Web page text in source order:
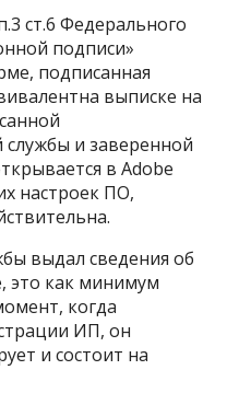
ст.6 Федерального
подписи»
подписанная
выписке на
и заверенной
в Adobe
настроек ПО,
выдал сведения об
это как минимум
когда
ИП, он
и состоит на